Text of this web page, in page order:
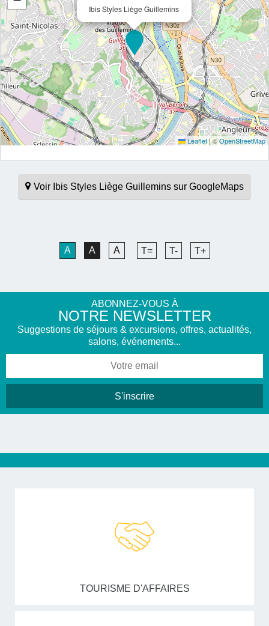
Ibis Styles Liège Guillemins
Leaflet|©OpenStreetMap
Voir Ibis Styles Liège Guillemins sur GoogleMaps
A A A T= T- T+
ABONNEZ-VOUS À
NOTRE NEWSLETTER
Suggestions de séjours & excursions, offres, actualités,
salons, événements...
TOURISME D'AFFAIRES